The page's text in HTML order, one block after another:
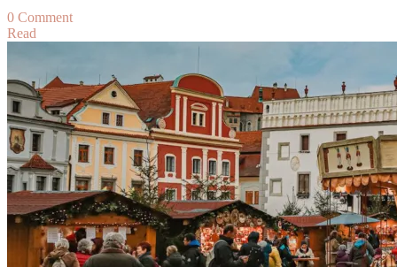
的
The
Best
Places
to
Travel
Alone
0 Commenton
小
眾
旅
遊
國
家
·
這
些
Read